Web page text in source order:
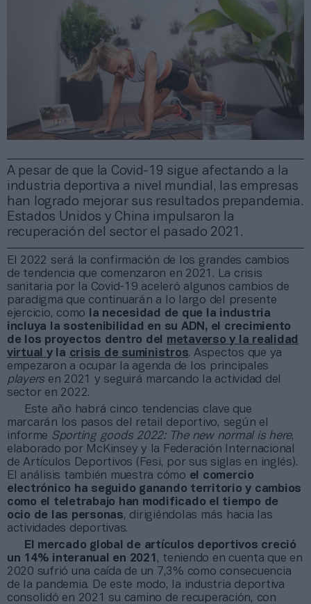
A pesar de que la Covid-19 sigue afectando a la
industria deportiva a nivel mundial, las empresas
han logrado mejorar sus resultados prepandemia.
Estados Unidos y China impulsaron la
recuperación del sector el pasado 2021.
El 2022 será la confirmación de los grandes cambios
de tendencia que comenzaron en 2021. La crisis
sanitaria por la Covid-19 aceleró algunos cambios de
paradigma que continuarán a lo largo del presente
ejercicio, como la necesidad de que la industria
incluya la sostenibilidad en su ADN, el crecimiento
de los proyectos dentro del metaverso y la realidad
virtual y la crisis de suministros. Aspectos que ya
empezaron a ocupar la agenda de los principales
players en 2021 y seguirá marcando la actividad del
sector en 2022.
Este año habrá cinco tendencias clave que
marcarán los pasos del retail deportivo, según el
informe Sporting goods 2022: The new normal is here,
elaborado por McKinsey y la Federación Internacional
de Artículos Deportivos (Fesi, por sus siglas en inglés).
El análisis también muestra cómo el comercio
electrónico ha seguido ganando territorio y cambios
como el teletrabajo han modificado el tiempo de
ocio de las personas, dirigiéndolas más hacia las
actividades deportivas.
El mercado global de artículos deportivos creció
un 14% interanual en 2021 , teniendo en cuenta que en
2020 sufrió una caída de un 7,3% como consecuencia
de la pandemia. De este modo, la industria deportiva
consolidó en 2021 su camino de recuperación, con